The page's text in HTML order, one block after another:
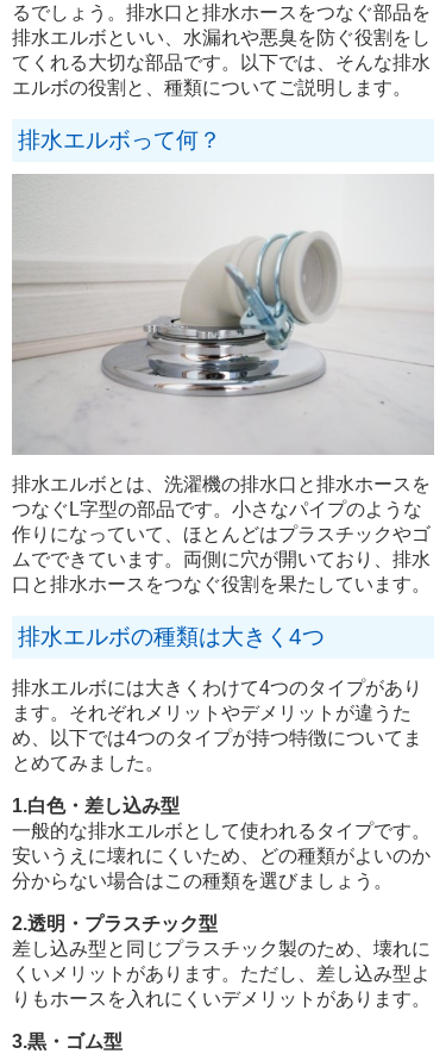
るでしょう。排水口と排水ホースをつなぐ部品を
排水エルボといい、水漏れや悪臭を防ぐ役割をし
てくれる大切な部品です。以下では、そんな排水
エルボの役割と、種類についてご説明します。
排水エルボって何？
排水エルボとは、洗濯機の排水口と排水ホースを
つなぐL字型の部品です。小さなパイプのような
作りになっていて、ほとんどはプラスチックやゴ
ムでできています。両側に穴が開いており、排水
口と排水ホースをつなぐ役割を果たしています。
排水エルボの種類は大きく4つ
排水エルボには大きくわけて4つのタイプがあり
ます。それぞれメリットやデメリットが違うた
め、以下では4つのタイプが持つ特徴についてま
とめてみました。
1.白色・差し込み型
一般的な排水エルボとして使われるタイプです。
安いうえに壊れにくいため、どの種類がよいのか
分からない場合はこの種類を選びましょう。
2.透明・プラスチック型
差し込み型と同じプラスチック製のため、壊れに
くいメリットがあります。ただし、差し込み型よ
りもホースを入れにくいデメリットがあります。
3.黒・ゴム型